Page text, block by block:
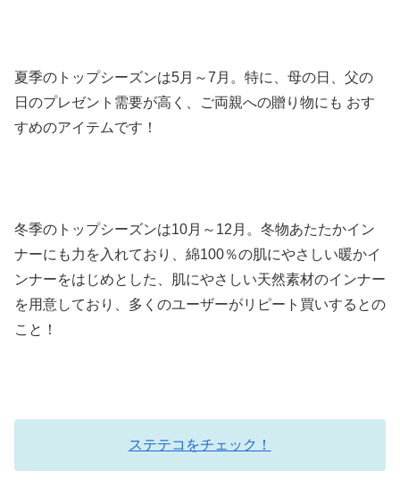
夏季のトップシーズンは5月～7月。特に、母の日、父の
日のプレゼント需要が高く、ご両親への贈り物にも おす
すめのアイテムです！
冬季のトップシーズンは10月～12月。冬物あたたかイン
ナーにも力を入れており、綿100％の肌にやさしい暖かイ
ンナーをはじめとした、肌にやさしい天然素材のインナー
を用意しており、多くのユーザーがリピート買いするとの
こと！
ステテコをチェック！